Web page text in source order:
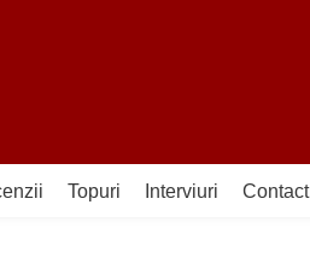
Topuri Interviuri Contact